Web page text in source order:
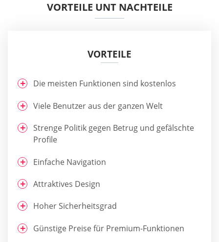
VORTEILE UNT NACHTEILE
VORTEILE
Die meisten Funktionen sind kostenlos
Viele Benutzer aus der ganzen Welt
Strenge Politik gegen Betrug und gefälschte
Profile
Einfache Navigation
Attraktives Design
Hoher Sicherheitsgrad
Günstige Preise für Premium-Funktionen